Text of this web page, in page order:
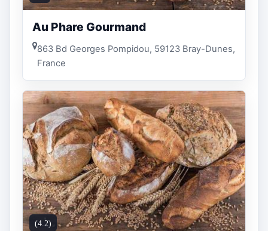
Au Phare Gourmand
863 Bd Georges Pompidou, 59123 Bray-Dunes,
France
(4.2)